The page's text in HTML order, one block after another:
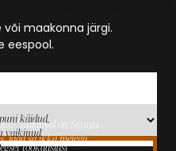
maakonna järgi.
eespool.
töökaaslast
käidud,
vaikinud.
– südamed on Sinuga.
jääd sa ikka meiega.